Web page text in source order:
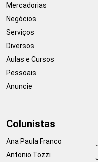
Mercadorias
Negócios
Serviços
Diversos
Aulas e Cursos
Pessoais
Anuncie
Colunistas
Ana Paula Franco
Antonio Tozzi